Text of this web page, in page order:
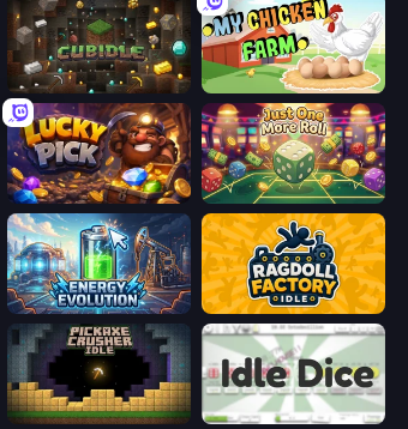
Cubidle My Chicken Farm
Lucky Pick Just One More Roll
Energy Evolution Ragdoll Factory Idle
Pickaxe Crusher Idle Idle Dice